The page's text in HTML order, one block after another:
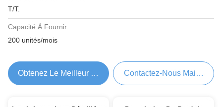
T/T.
Capacité À Fournir:
200 unités/mois
Obtenez Le Meilleur Prix Contactez-Nous Maintenant